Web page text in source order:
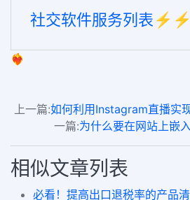
社交软件服务列表
❤️‍🔥
上一篇:如何利用Instagram直播实
一篇:为什么要在网站上嵌
相似文章列表
必看！提高出口退税率的产品